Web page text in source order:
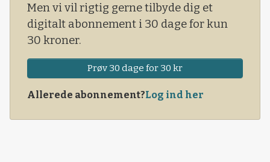
Men vi vil rigtig gerne tilbyde dig et
digitalt abonnement i 30 dage for kun
30 kroner.
Prøv 30 dage for 30 kr
Allerede abonnement?Log ind her